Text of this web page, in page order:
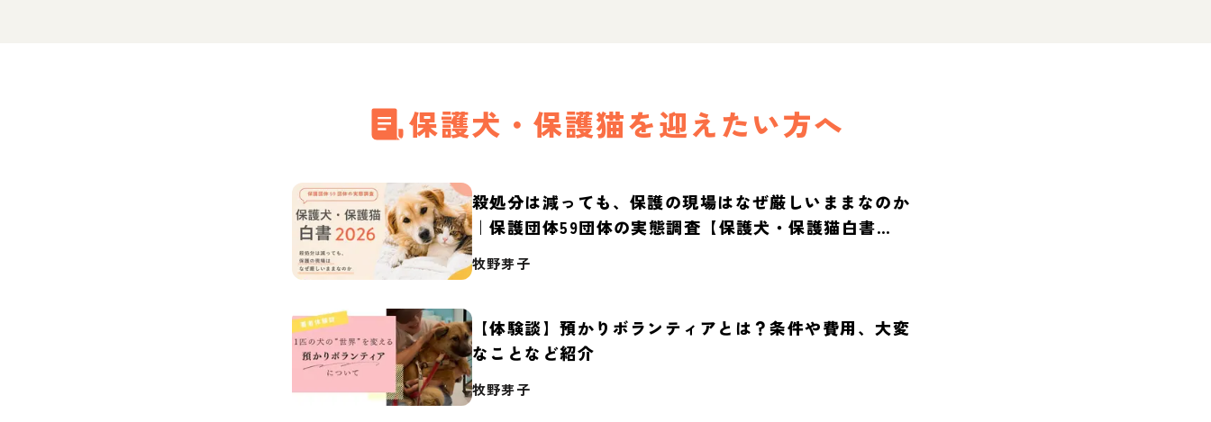
保護犬・保護猫を迎えたい方へ
殺処分は減っても、保護の現場はなぜ厳しいままなのか
｜保護団体59団体の実態調査【保護犬・保護猫白書
2026】
牧野芽子
【体験談】預かりボランティアとは？条件や費用、大変
なことなど紹介
牧野芽子